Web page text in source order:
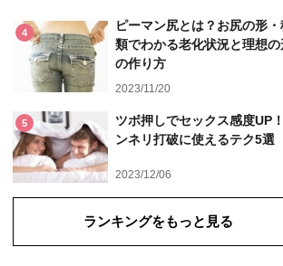
4
ピーマン尻とは？お尻の形・
類でわかる老化状況と理想の
の作り方
2023/11/20
5
ツボ押しでセックス感度UP
ンネリ打破に使えるテク5選
2023/12/06
ランキングをもっと見る